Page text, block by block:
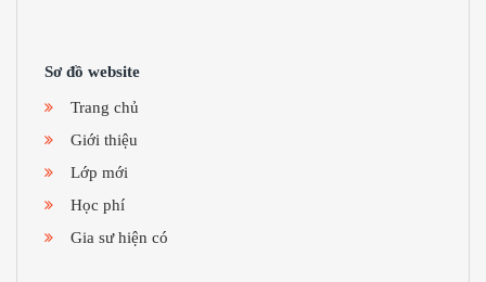
Sơ đồ website
Trang chủ
Giới thiệu
Lớp mới
Học phí
Gia sư hiện có